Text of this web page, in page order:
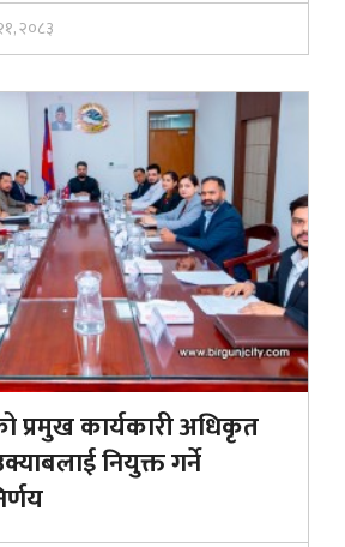
२०८३
प्रमुख कार्यकारी अधिकृत
नियुक्त गर्ने